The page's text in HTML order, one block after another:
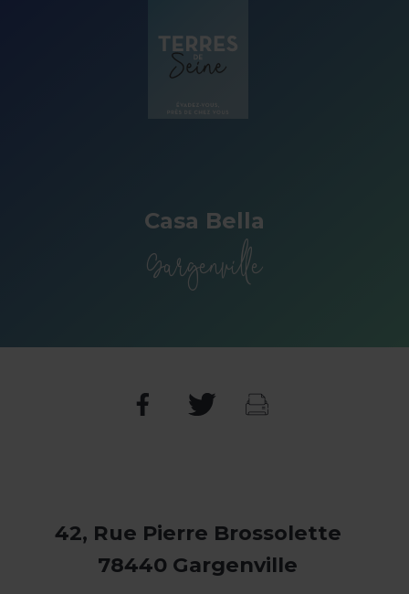
Casa Bella
Gargenville
42, Rue Pierre Brossolette
78440 Gargenville